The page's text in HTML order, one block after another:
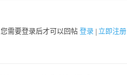
您需要登录后才可以回帖 登录 立即注册